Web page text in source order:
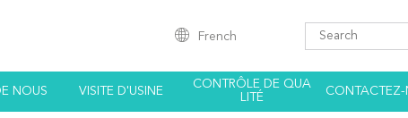
French
NOUS VISITE D'USINE
CONTRÔLE DE QUA
LITÉ
CONTACTEZ-